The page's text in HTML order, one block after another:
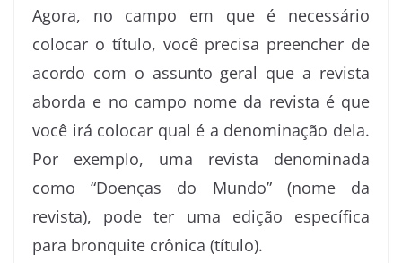
Agora, no campo em que é necessário
colocar o título, você precisa preencher de
acordo com o assunto geral que a revista
aborda e no campo nome da revista é que
você irá colocar qual é a denominação dela.
Por exemplo, uma revista denominada
como “Doenças do Mundo” (nome da
revista), pode ter uma edição específica
para bronquite crônica (título).